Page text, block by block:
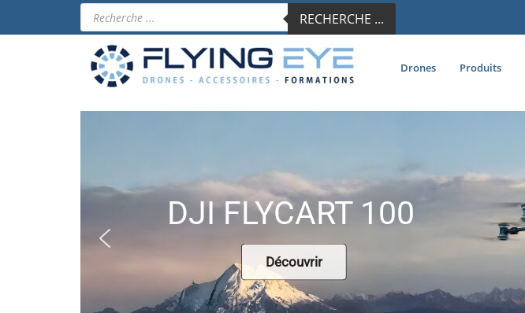
Recherche
de
produits
RECHERCHE ...
Drones Produits
Découvrir
DJI FLYCART 100